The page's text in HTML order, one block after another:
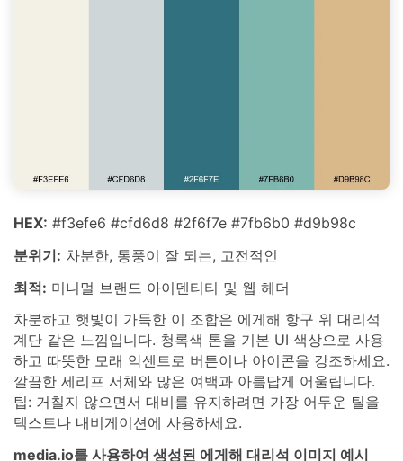
HEX: #f3efe6 #cfd6d8 #2f6f7e #7fb6b0 #d9b98c
분위기: 차분한, 통풍이 잘 되는, 고전적인
최적: 미니멀 브랜드 아이덴티티 및 웹 헤더
차분하고 햇빛이 가득한 이 조합은 에게해 항구 위 대리석
계단 같은 느낌입니다. 청록색 톤을 기본 UI 색상으로 사용
하고 따뜻한 모래 악센트로 버튼이나 아이콘을 강조하세요.
깔끔한 세리프 서체와 많은 여백과 아름답게 어울립니다.
팁: 거칠지 않으면서 대비를 유지하려면 가장 어두운 틸을
텍스트나 내비게이션에 사용하세요.
media.io를 사용하여 생성된 에게해 대리석 이미지 예시